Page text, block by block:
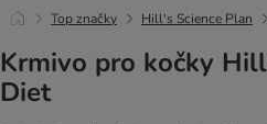
Top značky Hill's Science Plan
Krmivo pro kočky
Diet